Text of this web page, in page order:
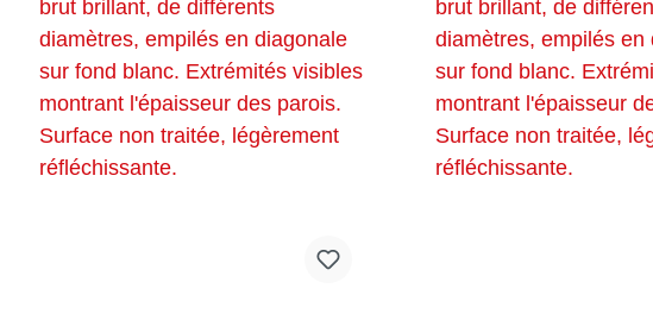
Raccords
tubulaires
Raccords
Tubes en
aluminium noirs
Tubes carrés
galvanisés
Tubes carrés
noirs
Bannières et
publicités
Bricolage urbain Loisirs